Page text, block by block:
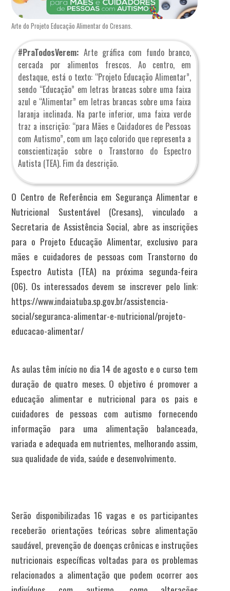
Arte do Projeto Educação Alimentar do Cresans.
#PraTodosVerem: Arte gráfica com fundo branco,
cercada por alimentos frescos. Ao centro, em
destaque, está o texto: “Projeto Educação Alimentar”,
sendo “Educação” em letras brancas sobre uma faixa
azul e “Alimentar” em letras brancas sobre uma faixa
laranja inclinada. Na parte inferior, uma faixa verde
traz a inscrição: “para Mães e Cuidadores de Pessoas
com Autismo”, com um laço colorido que representa a
conscientização sobre o Transtorno do Espectro
Autista (TEA). Fim da descrição.
O Centro de Referência em Segurança Alimentar e
Nutricional Sustentável (Cresans), vinculado a
Secretaria de Assistência Social, abre as inscrições
para o Projeto Educação Alimentar, exclusivo para
mães e cuidadores de pessoas com Transtorno do
Espectro Autista (TEA) na próxima segunda-feira
(06). Os interessados devem se inscrever pelo link:
https://www.indaiatuba.sp.gov.br/assistencia-
social/seguranca-alimentar-e-nutricional/projeto-
educacao-alimentar/
As aulas têm início no dia 14 de agosto e o curso tem
duração de quatro meses. O objetivo é promover a
educação alimentar e nutricional para os pais e
cuidadores de pessoas com autismo fornecendo
informação para uma alimentação balanceada,
variada e adequada em nutrientes, melhorando assim,
sua qualidade de vida, saúde e desenvolvimento.
Serão disponibilizadas 16 vagas e os participantes
receberão orientações teóricas sobre alimentação
saudável, prevenção de doenças crônicas e instruções
nutricionais específicas voltadas para os problemas
relacionados a alimentação que podem ocorrer aos